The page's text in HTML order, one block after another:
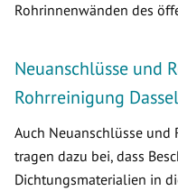
Rohrinnenwänden des
Neuanschlüsse und
Rohrreinigung
Auch Neuanschlüsse und
tragen dazu bei, dass
Dichtungsmaterialien in